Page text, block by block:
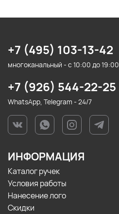
+7 (495) 103-13-42
многоканальный - с 10:00 до 19:00
+7 (926) 544-22-25
WhatsApp, Telegram - 24/7
ИНФОРМАЦИЯ
Каталог ручек
Условия работы
Нанесение лого
Скидки